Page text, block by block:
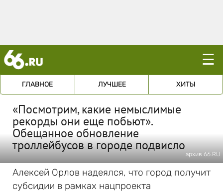
☰
ГЛАВНОЕ ЛУЧШЕЕ ХИТЫ
«Посмотрим, какие немыслимые
рекорды они еще побьют».
Обещанное обновление
троллейбусов в городе подвисло
архив 66.RU
Алексей Орлов надеялся, что город получит
субсидии в рамках нацпроекта